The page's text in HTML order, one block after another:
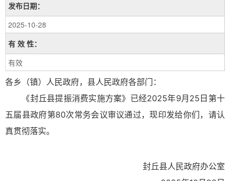
发布日期：
2025-10-28
有 效 性：
有效
各乡（镇）人民政府，县人民政府各部门：
《封丘县提振消费实施方案》已经2025年9月25日第十
五届县政府第80次常务会议审议通过，现印发给你们，请认
真贯彻落实。
封丘县人民政府办公室